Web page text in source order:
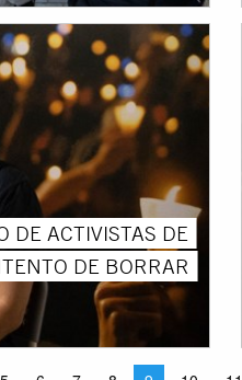
DE ACTIVISTAS DE
DE BORRAR